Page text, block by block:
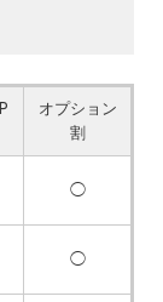
オプション
割
◯
◯